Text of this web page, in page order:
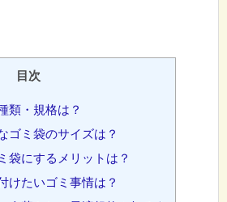
目次
類・規格は？
ゴミ袋のサイズは？
袋にするメリットは？
けたいゴミ事情は？